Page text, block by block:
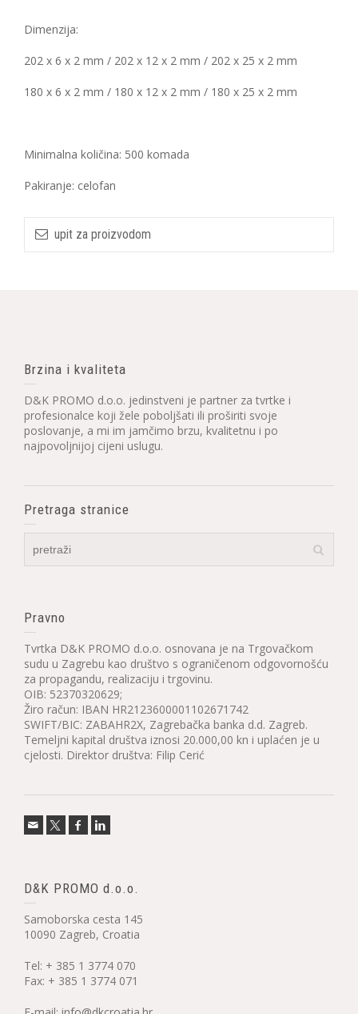
Dimenzija:
202 x 6 x 2 mm / 202 x 12 x 2 mm / 202 x 25 x 2 mm
180 x 6 x 2 mm / 180 x 12 x 2 mm / 180 x 25 x 2 mm
Minimalna količina: 500 komada
Pakiranje: celofan
upit za proizvodom
Brzina i kvaliteta
D&K PROMO d.o.o. jedinstveni je partner za tvrtke i
profesionalce koji žele poboljšati ili proširiti svoje
poslovanje, a mi im jamčimo brzu, kvalitetnu i po
najpovoljnijoj cijeni uslugu.
Pretraga stranice
Pravno
Tvrtka D&K PROMO d.o.o. osnovana je na Trgovačkom
sudu u Zagrebu kao društvo s ograničenom odgovornošću
za propagandu, realizaciju i trgovinu.
OIB: 52370320629;
Žiro račun: IBAN HR2123600001102671742
SWIFT/BIC: ZABAHR2X, Zagrebačka banka d.d. Zagreb.
Temeljni kapital društva iznosi 20.000,00 kn i uplaćen je u
cjelosti. Direktor društva: Filip Cerić
D&K PROMO d.o.o.
Samoborska cesta 145
10090 Zagreb, Croatia
Tel: + 385 1 3774 070
Fax: + 385 1 3774 071